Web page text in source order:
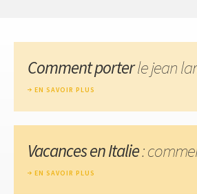
Comment porterle jean
EN SAVOIR PLUS
Vacances en Italie:
EN SAVOIR PLUS